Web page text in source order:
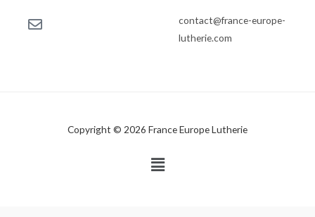
contact@france-europe-
lutherie.com
Copyright © 2026 France Europe Lutherie
Menu